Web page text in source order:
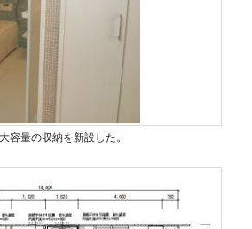
容量の収納を新設した。